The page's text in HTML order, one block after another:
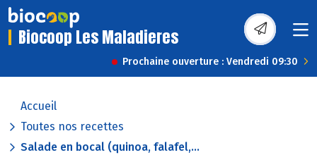
Biocoop Les Maladieres
Prochaine ouverture : Vendredi 09:30
Accueil
Toutes nos recettes
Salade en bocal (quinoa, falafel,...